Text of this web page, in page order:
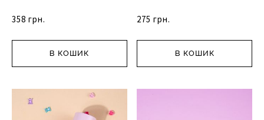
358 грн.
В КОШИК
275 грн.
В КОШИК